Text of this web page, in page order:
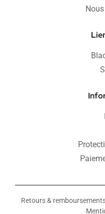
Retours &